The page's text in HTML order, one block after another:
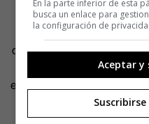
Esta situación pasará a
realidad. El paso del
otras comunidades en el
las posibilidades.
educación a distancia y,
un mundo
En la parte inferior de esta
busca un enlace para
la configuración de
Aceptar y